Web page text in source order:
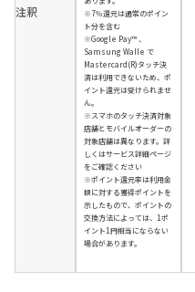
注釈
※7％還元は通常のポイン
ト分を含む
※Google Pay™ 、
Samsung Walle で
Mastercard(R)タッチ決
済は利用できないため、ポ
イント還元は受けられませ
ん。
※スマホのタッチ決済対象
店舗とモバイルオーダーの
対象店舗は異なります。詳
しくはサービス詳細ページ
をご確認ください
※ポイント還元率は利用金
額に対する獲得ポイントを
示したもので、ポイントの
交換方法によっては、1ポ
イント1円相当にならない
場合があります。